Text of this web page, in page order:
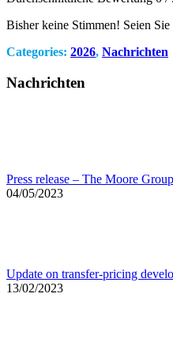
Bisher keine Stimmen! Seien
Categories: 2026, Nachrichten
Nachrichten
Press release – The Moore
04/05/2023
Update on transfer-pricing
13/02/2023